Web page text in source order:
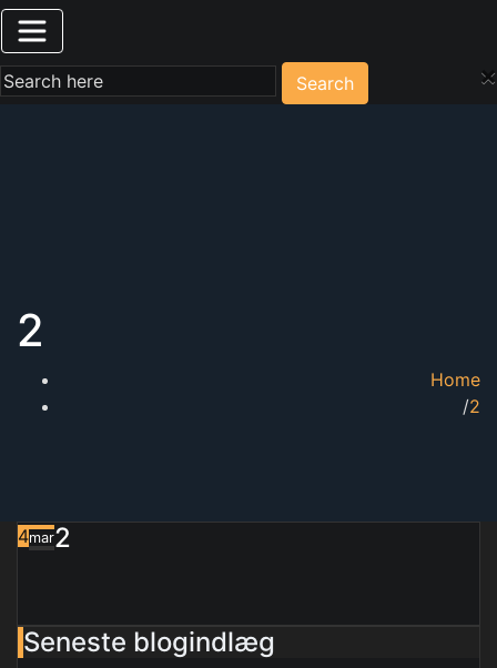
×
Search
2
Home
2
4mar2
Seneste blogindlæg